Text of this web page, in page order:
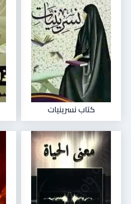
كتاب نسرينيات